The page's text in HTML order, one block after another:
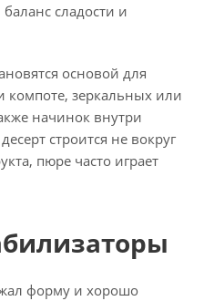
сладости и
основой для
компоте, зеркальных или
начинок внутри
строится не вокруг
пюре часто играет
форму и хорошо